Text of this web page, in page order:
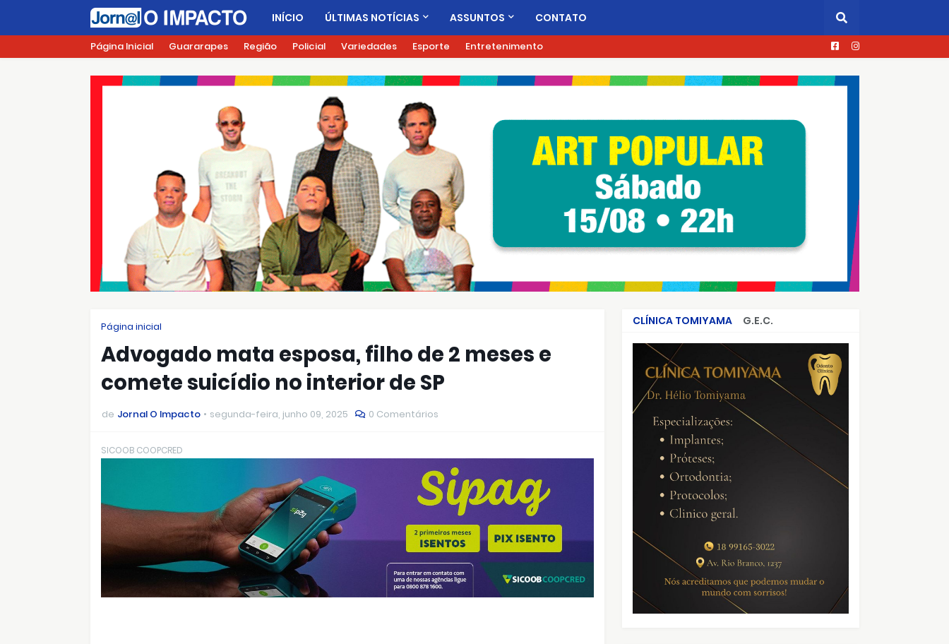
INÍCIO ÚLTIMAS NOTÍCIAS ASSUNTOS CONTATO
Página Inicial Guararapes Região Policial Variedades Esporte Entretenimento
Página inicial
Advogado mata esposa, filho de 2 meses e
comete suicídio no interior de SP
de Jornal O Impacto segunda-feira, junho 09, 2025 0 Comentários
SICOOB COOPCRED
CLÍNICA TOMIYAMA
G.E.C.
CRIMES QUE ABALARAM O BRASIL